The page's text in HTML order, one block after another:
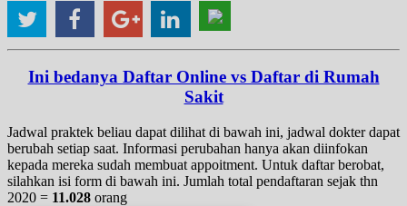
Ini bedanya Daftar Online vs Daftar di Rumah
Sakit
Jadwal praktek beliau dapat dilihat di bawah ini, jadwal dokter dapat
berubah setiap saat. Informasi perubahan hanya akan diinfokan
kepada mereka sudah membuat appoitment. Untuk daftar berobat,
silahkan isi form di bawah ini. Jumlah total pendaftaran sejak thn
2020 = 11.028 orang